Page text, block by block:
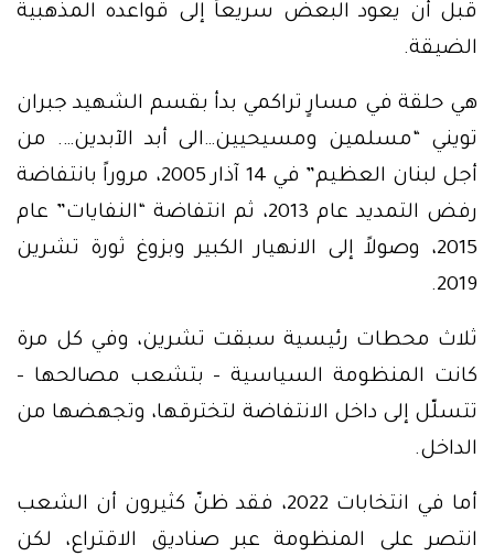
قبل أن يعود البعض سريعاً إلى قواعده المذهبية
الضيقة.
هي حلقة في مسارٍ تراكمي بدأ بقسم الشهيد جبران
تويني “مسلمين ومسيحيين…الى أبد الآبدين…. من
أجل لبنان العظيم” في 14 آذار 2005، مروراً بانتفاضة
رفض التمديد عام 2013، ثم انتفاضة “النفايات” عام
2015، وصولاً إلى الانهيار الكبير وبزوغ ثورة تشرين
2019.
ثلاث محطات رئيسية سبقت تشرين، وفي كل مرة
كانت المنظومة السياسية – بتشعب مصالحها –
تتسلّل إلى داخل الانتفاضة لتخترقها، وتجهضها من
الداخل.
أما في انتخابات 2022، فقد ظنّ كثيرون أن الشعب
انتصر على المنظومة عبر صناديق الاقتراع، لكن